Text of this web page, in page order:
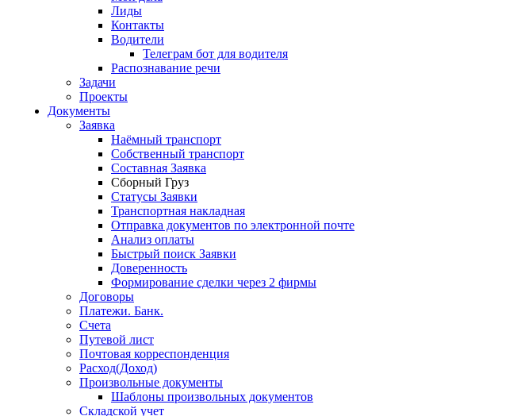
Лиды
Контакты
Водители
Телеграм бот для водителя
Распознаваниe речи
Задачи
Проекты
Документы
Заявка
Наёмный транспорт
Собственный транспорт
Составная Заявка
Сборный Груз
Статусы Заявки
Транспортная накладная
Отправка документов по электронной почте
Анализ оплаты
Быстрый поиск Заявки
Доверенность
Формирование сделки через 2 фирмы
Договоры
Платежи. Банк.
Счета
Путевой лист
Почтовая корреспонденция
Расход(Доход)
Произвольные документы
Шаблоны произвольных документов
Складской учет